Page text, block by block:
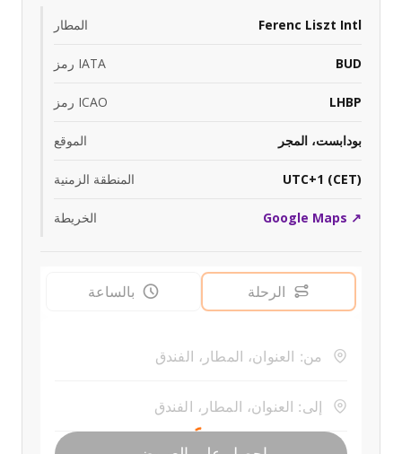
المطار Ferenc Liszt Intl
رمز IATA BUD
رمز ICAO LHBP
الموقع بودابست، المجر
المنطقة الزمنية UTC+1 (CET)
الخريطة Google Maps ↗